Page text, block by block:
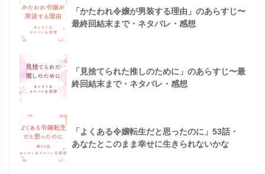
「かたわれ令嬢が男装する理由」のあらすじ〜
最終回結末まで・ネタバレ・感想
「見捨てられた推しのために」のあらすじ〜最
終回結末まで・ネタバレ・感想
「よくある令嬢転生だと思ったのに」53話・
あなたとこのまま幸せに生きられないかな